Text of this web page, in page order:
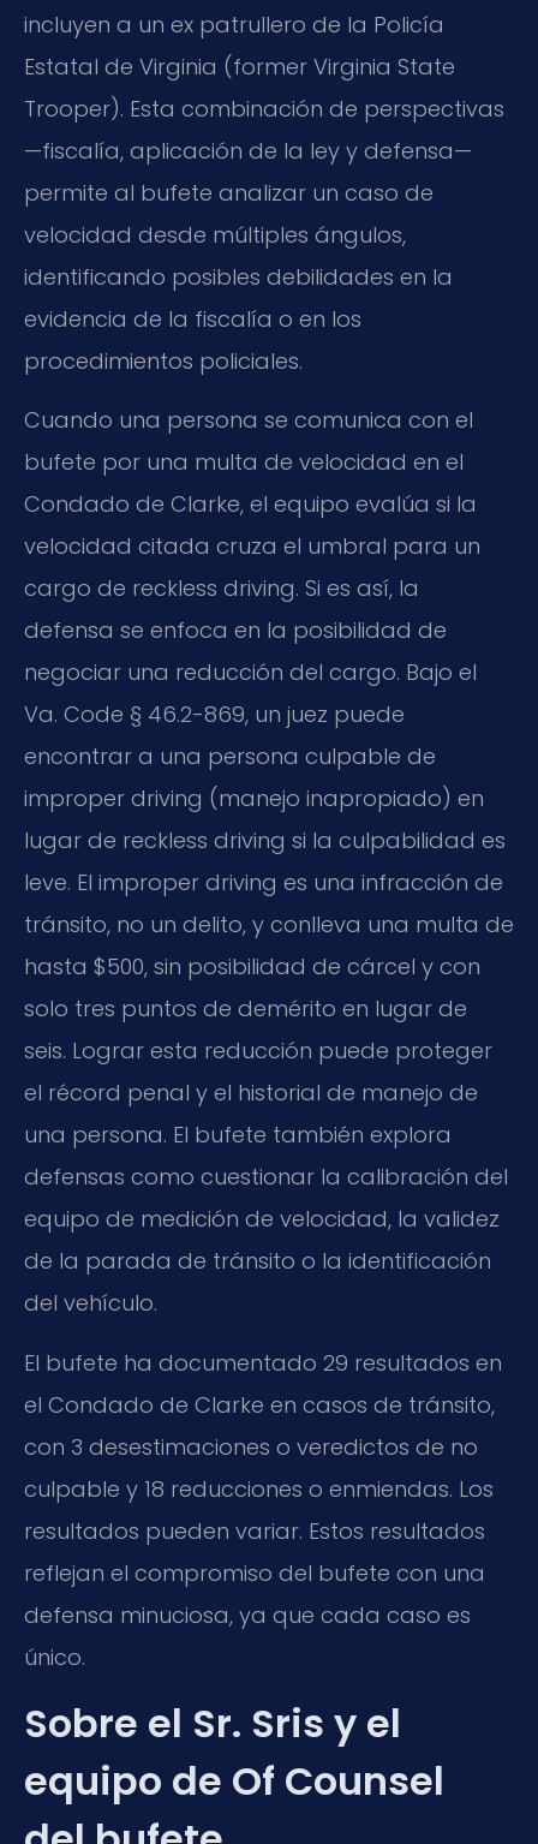
incluyen a un ex patrullero de la Policía
Estatal de Virginia (former Virginia State
Trooper). Esta combinación de perspectivas
—fiscalía, aplicación de la ley y defensa—
permite al bufete analizar un caso de
velocidad desde múltiples ángulos,
identificando posibles debilidades en la
evidencia de la fiscalía o en los
procedimientos policiales.
Cuando una persona se comunica con el
bufete por una multa de velocidad en el
Condado de Clarke, el equipo evalúa si la
velocidad citada cruza el umbral para un
cargo de reckless driving. Si es así, la
defensa se enfoca en la posibilidad de
negociar una reducción del cargo. Bajo el
Va. Code § 46.2-869, un juez puede
encontrar a una persona culpable de
improper driving (manejo inapropiado) en
lugar de reckless driving si la culpabilidad es
leve. El improper driving es una infracción de
tránsito, no un delito, y conlleva una multa de
hasta $500, sin posibilidad de cárcel y con
solo tres puntos de demérito en lugar de
seis. Lograr esta reducción puede proteger
el récord penal y el historial de manejo de
una persona. El bufete también explora
defensas como cuestionar la calibración del
equipo de medición de velocidad, la validez
de la parada de tránsito o la identificación
del vehículo.
El bufete ha documentado 29 resultados en
el Condado de Clarke en casos de tránsito,
con 3 desestimaciones o veredictos de no
culpable y 18 reducciones o enmiendas. Los
resultados pueden variar. Estos resultados
reflejan el compromiso del bufete con una
defensa minuciosa, ya que cada caso es
único.
Sobre el Sr. Sris y el
equipo de Of Counsel